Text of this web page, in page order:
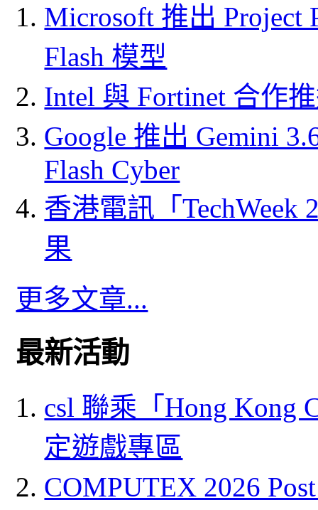
Microsoft 推出 Project
Flash 模型
Intel 與 Fortinet 合作
Google 推出 Gemini
Flash Cyber
香港電訊「
果
更多文章...
最新活動
csl 聯乘「Hong Kong
定遊戲專區
COMPUTEX 2026